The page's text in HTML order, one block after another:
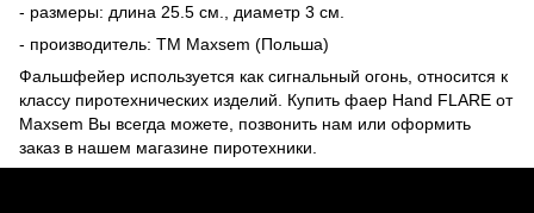
- размеры: длина 25.5 см., диаметр 3 см.
- производитель: ТМ Maxsem (Польша)
Фальшфейер используется как сигнальный огонь, относится к
классу пиротехнических изделий. Купить фаер Hand FLARE от
Maxsem Вы всегда можете, позвонить нам или оформить
заказ в нашем магазине пиротехники.